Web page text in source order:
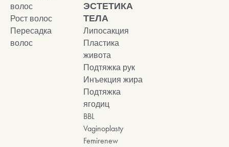
волос
Рост волос
Пересадка
волос
ЭСТЕТИКА
ТЕЛА
Липосакция
Пластика
живота
Подтяжка рук
Инъекция жира
Подтяжка
ягодиц
BBL
Vaginoplasty
Femirenew